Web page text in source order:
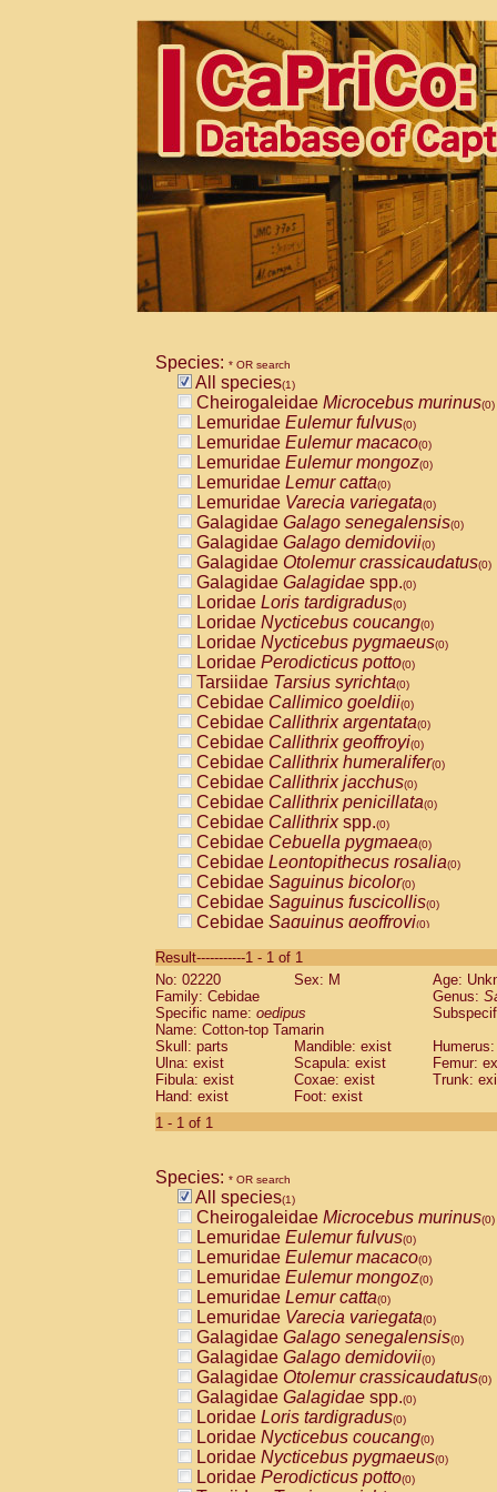
Species: * OR search
All species(1)
Cheirogaleidae Microcebus murinus(0)
Lemuridae Eulemur fulvus(0)
Lemuridae Eulemur macaco(0)
Lemuridae Eulemur mongoz(0)
Lemuridae Lemur catta(0)
Lemuridae Varecia variegata(0)
Galagidae Galago senegalensis(0)
Galagidae Galago demidovii(0)
Galagidae Otolemur crassicaudatus(0)
Galagidae Galagidae spp.(0)
Loridae Loris tardigradus(0)
Loridae Nycticebus coucang(0)
Loridae Nycticebus pygmaeus(0)
Loridae Perodicticus potto(0)
Tarsiidae Tarsius syrichta(0)
Cebidae Callimico goeldii(0)
Cebidae Callithrix argentata(0)
Cebidae Callithrix geoffroyi(0)
Cebidae Callithrix humeralifer(0)
Cebidae Callithrix jacchus(0)
Cebidae Callithrix penicillata(0)
Cebidae Callithrixspp.(0)
Cebidae Cebuella pygmaea(0)
Cebidae Leontopithecus rosalia(0)
Cebidae Saguinus bicolor(0)
Cebidae Saguinus fuscicollis(0)
Cebidae Saguinus geoffroyi(0)
CebidaeSaguinus labiatus(0)
Cebidae Saguinus leucopus (0)
Cebidae
CebidaeSaguinus mystax
Cebidae Saguinus nigricollis (0)
Cebidae Saguinus oedipus
Cebidae Saguinus weddelli
Cebidae Saguinusspp.
Cebidae
CebidaeCebus capucinus
CebidaeCebus nigrivittatus
CebidaeCebus spp.(0)
CebidaeSaimiri boliviensis(0)
CebidaeSaimiri sciureus(0)
AtelidaeAlouatta caraya(0)
AtelidaeAlouatta fusca(0)
AtelidaeAlouatta seniculus(0)
AtelidaeAlouattaspp.(0)
AtelidaeAteles belzebuth(0)
AtelidaeAteles geoffroyi(0)
AtelidaeAteles paniscus(0)
AtelidaeAtelesspp.(0)
AtelidaeLagothrix lagothricha(0)
AtelidaeLagothrix lagothricha cana
PitheciidaeCacajao calvus
Result-----------1 - 1 of 1
No: 02220
Sex: M
Age:
Family: Cebidae
Genus:
Specific name: oedipus
Name: Cotton-top Tamarin
Skull: parts
Mandible: exist
Ulna: exist
Scapula: exist
Femur:
Fibula: exist
Coxae: exist
Trunk:
Hand: exist
Foot: exist
1 - 1 of 1
Species: * OR search
All species(1)
Cheirogaleidae Microcebus murinus(0)
Lemuridae Eulemur fulvus(0)
Lemuridae Eulemur macaco(0)
Lemuridae Eulemur mongoz(0)
Lemuridae Lemur catta(0)
Lemuridae Varecia variegata(0)
Galagidae Galago senegalensis(0)
Galagidae Galago demidovii(0)
Galagidae Otolemur crassicaudatus(0)
Galagidae Galagidae spp.(0)
Loridae Loris tardigradus(0)
Loridae Nycticebus coucang(0)
Loridae Nycticebus pygmaeus(0)
Loridae Perodicticus potto(0)